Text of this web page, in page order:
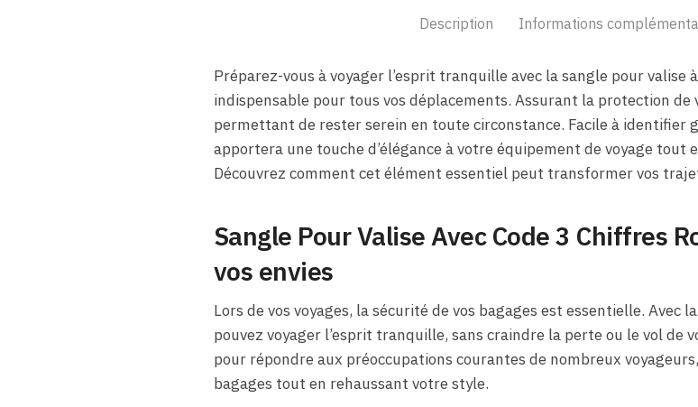
Description Informations
Préparez-vous à voyager l’esprit tranquille avec la sangle pour valise
indispensable pour tous vos déplacements. Assurant la protection de
permettant de rester serein en toute circonstance. Facile à identifier
apportera une touche d’élégance à votre équipement de voyage
Découvrez comment cet élément essentiel peut transformer vos
Sangle Pour Valise Avec Code 3 Chiffres
vos envies
Lors de vos voyages, la sécurité de vos bagages est essentielle. Avec la
pouvez voyager l’esprit tranquille, sans craindre la perte ou le vol de
pour répondre aux préoccupations courantes de nombreux
bagages tout en rehaussant votre style.